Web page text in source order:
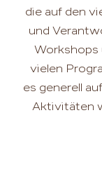
die auf den
und
Workshops
vielen
es generell
Aktivitäten